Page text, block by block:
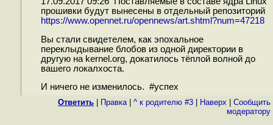
прошивки будут вынесены в отдельный репозиторий
https://www.opennet.ru/opennews/art.shtml?num=47218
Вы стали свидетелем, как эпохальное
переклыдывание блобов из одной директории в
другую на kernel.org, докатилось тёплой волной до
вашего локалхоста.
И ничего не изменилось. #успех
Ответить Правка| ^ к родителю #3 Наверх
Cообщить
модератору